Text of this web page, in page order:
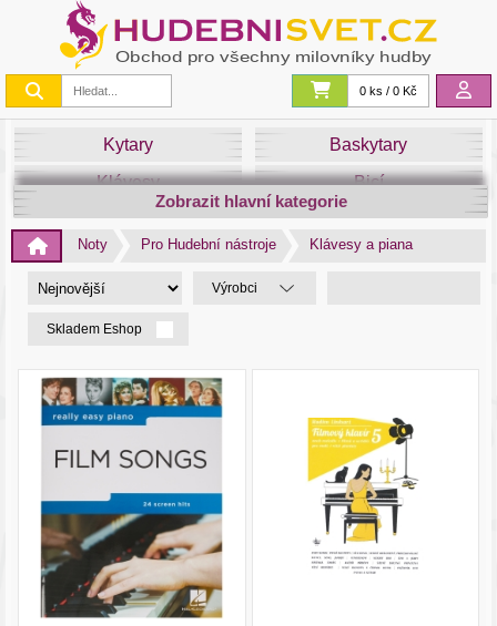
0 ks / 0 Kč
Kytary
Baskytary
Klávesy
Bicí
Smyčce
Dechy
Světla
Zvuk&Studio
Zobrazit hlavní kategorie
Noty Pro Hudební nástroje Klávesy a piana
Výrobci
Skladem Eshop